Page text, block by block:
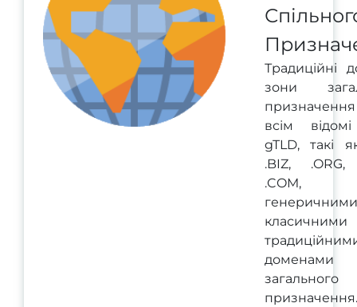
Традиційні
зони
всім
gTLD, такі
.BIZ, .ORG,
.COM,
доменами
загального